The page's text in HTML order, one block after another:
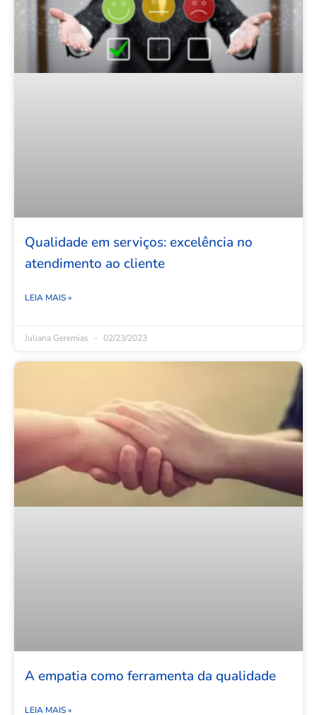
Qualidade em serviços: excelência no
atendimento ao cliente
LEIA MAIS »
Juliana Geremias 02/23/2023
A empatia como ferramenta da qualidade
LEIA MAIS »